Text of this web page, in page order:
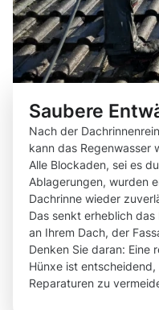
Saubere
Nach der
kann das Regenwasser
Alle Blockaden, sei es
Ablagerungen, wurden
Dachrinne wieder
Das senkt erheblich
an Ihrem Dach, der
Denken Sie daran: Eine
Hünxe ist
Reparaturen zu